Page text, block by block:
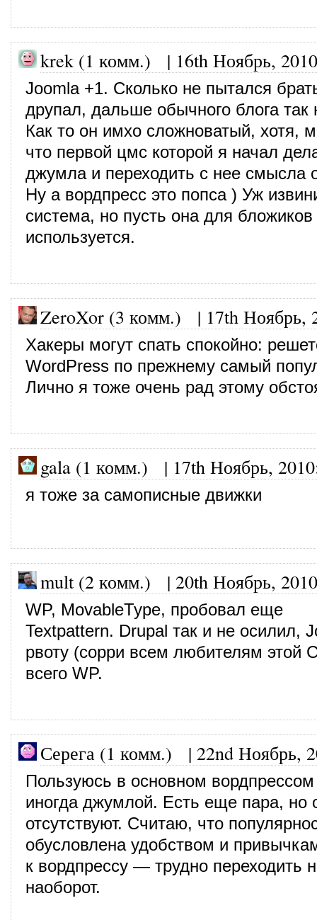
krek (1 комм.) | 16th Ноябрь, 2010
Joomla +1. Сколько не пытался
друпал, дальше обычного блога так
Как то он имхо сложноватый, хотя,
что первой цмс которой я начал
джумла и переходить с нее смысла
Ну а вордпресс это попса ) Уж
система, но пусть она для бложиков
используется.
ZeroXor (3 комм.) | 17th Ноябрь,
Хакеры могут спать спокойно:
WordPress по прежнему самый
Лично я тоже очень рад этому
gala (1 комм.) | 17th Ноябрь, 2010
я тоже за самописные движки
mult (2 комм.) | 20th Ноябрь, 2010
WP, MovableType, пробовал еще
Textpattern. Drupal так и не осилил,
рвоту (сорри всем любителям этой
всего WP.
Серега (1 комм.) | 22nd Ноябрь,
Пользуюсь в основном
иногда джумлой. Есть еще пара, но
отсутствуют. Считаю, что
обусловлена удобством и
к вордпрессу — трудно переходить
наоборот.